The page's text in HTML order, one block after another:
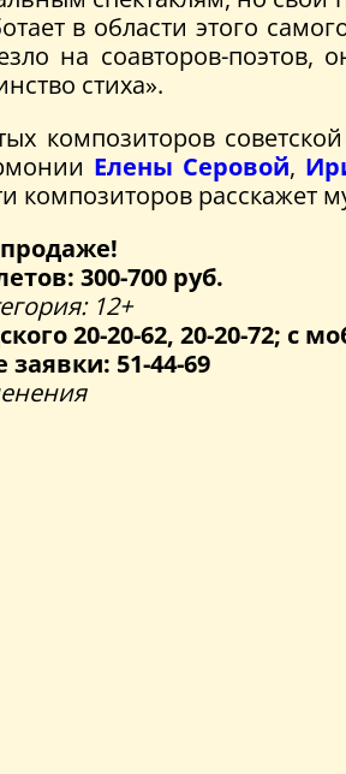
в области этого
на соавторов-
стиха».
композиторов
Елены Серовой,
композиторов расскажет
300-700 руб.
12+
20-20-62, 20-20-72; с
51-44-69